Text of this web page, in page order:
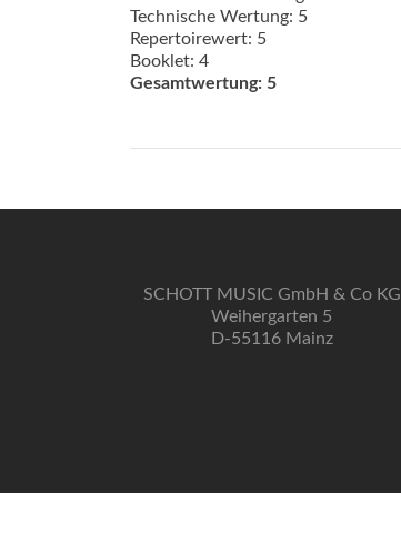
Technische Wertung: 5
Repertoirewert: 5
Booklet: 4
Gesamtwertung: 5
SCHOTT MUSIC GmbH & Co KG
Weihergarten 5
D-55116 Mainz